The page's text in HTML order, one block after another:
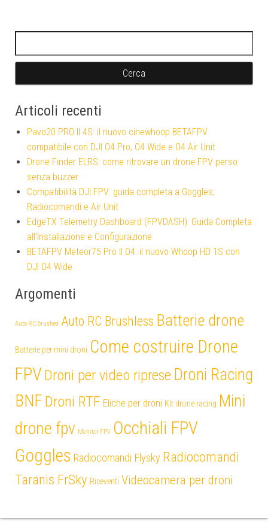
Articoli recenti
Pavo20 PRO II 4S: il nuovo cinewhoop BETAFPV
compatibile con DJI O4 Pro, O4 Wide e O4 Air Unit
Drone Finder ELRS: come ritrovare un drone FPV perso
senza buzzer
Compatibilità DJI FPV: guida completa a Goggles,
Radiocomandi e Air Unit
EdgeTX Telemetry Dashboard (FPVDASH): Guida Completa
all’Installazione e Configurazione
BETAFPV Meteor75 Pro II O4: il nuovo Whoop HD 1S con
DJI O4 Wide
Argomenti
Auto RC Brushed Auto RC Brushless Batterie drone
Batterie per mini droni Come costruire Drone
FPV Droni per video riprese Droni Racing
BNF Droni RTF Eliche per droni Kit drone racing Mini
drone fpv Monitor FPV Occhiali FPV
Goggles Radiocomandi Flysky Radiocomandi
Taranis FrSky Riceventi Videocamera per droni